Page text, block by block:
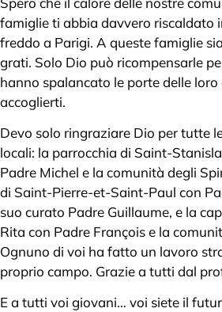
famiglie ti abbia davvero riscaldato
freddo a Parigi. A queste famiglie
grati. Solo Dio può ricompensarle
hanno spalancato le porte delle loro
accoglierti.
Devo solo ringraziare Dio per tutte
locali: la parrocchia di Saint-
Padre Michel e la comunità degli
di Saint-Pierre-et-Saint-Paul con
suo curato Padre Guillaume, e la
Rita con Padre François e la
Ognuno di voi ha fatto un lavoro
proprio campo. Grazie a tutti dal
E a tutti voi giovani… voi siete il